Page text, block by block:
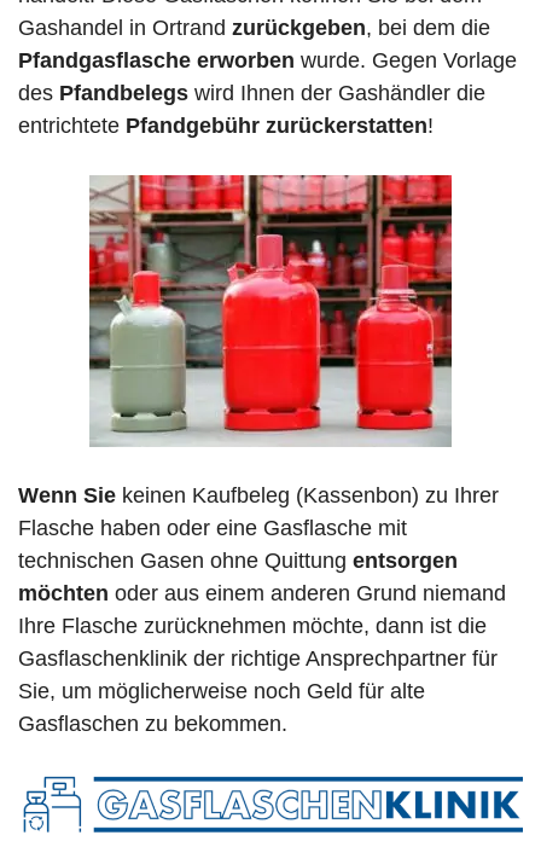
Gashandel in Ortrand zurückgeben, bei dem die
Pfandgasflasche erworben wurde. Gegen Vorlage
des Pfandbelegs wird Ihnen der Gashändler die
entrichtete Pfandgebühr zurückerstatten!
Wenn Sie keinen Kaufbeleg (Kassenbon) zu Ihrer
Flasche haben oder eine Gasflasche mit
technischen Gasen ohne Quittung entsorgen
möchten oder aus einem anderen Grund niemand
Ihre Flasche zurücknehmen möchte, dann ist die
Gasflaschenklinik der richtige Ansprechpartner für
Sie, um möglicherweise noch Geld für alte
Gasflaschen zu bekommen.